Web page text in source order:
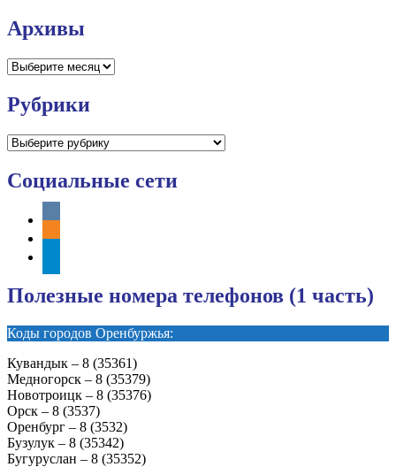
Архивы
Архивы
Рубрики
Рубрики
Социальные сети
vkontakte
odnoklassniki
Полезные номера телефонов (1 часть)
Коды городов Оренбуржья:
Кувандык – 8 (35361)
Медногорск – 8 (35379)
Новотроицк – 8 (35376)
Орск – 8 (3537)
Оренбург – 8 (3532)
Бузулук – 8 (35342)
Бугуруслан – 8 (35352)